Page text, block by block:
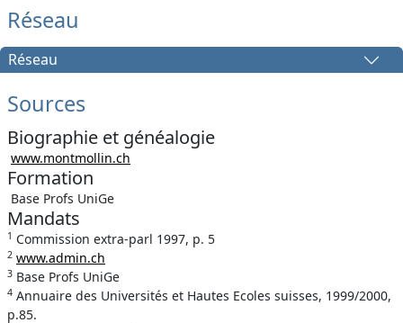
Réseau
Réseau
Sources
Biographie et généalogie
www.montmollin.ch
Formation
Base Profs UniGe
Mandats
1 Commission extra-parl 1997, p. 5
2 www.admin.ch
3 Base Profs UniGe
4 Annuaire des Universités et Hautes Ecoles suisses, 1999/2000,
p.85.